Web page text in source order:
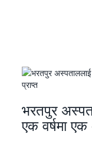
भरतपुर
एक वर्षमा एक